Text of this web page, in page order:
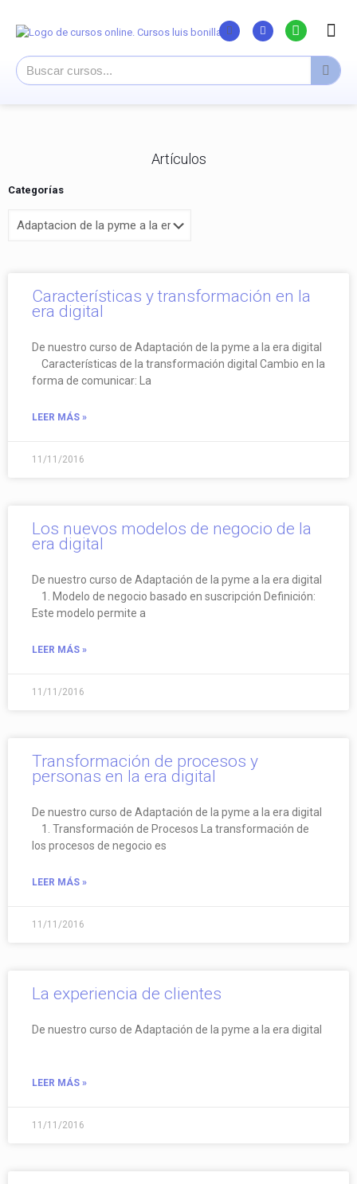
Artículos
Categorías
Características y transformación en la
era digital
De nuestro curso de Adaptación de la pyme a la era digital
Características de la transformación digital Cambio en la
forma de comunicar: La
LEER MÁS »
11/11/2016
Los nuevos modelos de negocio de la
era digital
De nuestro curso de Adaptación de la pyme a la era digital
1. Modelo de negocio basado en suscripción Definición:
Este modelo permite a
LEER MÁS »
11/11/2016
Transformación de procesos y
personas en la era digital
De nuestro curso de Adaptación de la pyme a la era digital
1. Transformación de Procesos La transformación de
los procesos de negocio es
LEER MÁS »
11/11/2016
La experiencia de clientes
De nuestro curso de Adaptación de la pyme a la era digital
LEER MÁS »
11/11/2016